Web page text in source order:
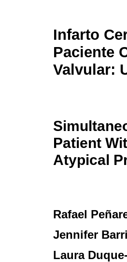
Infarto
Paciente
Valvular:
Patient
Atypical
Rafael
Jennifer
Laura